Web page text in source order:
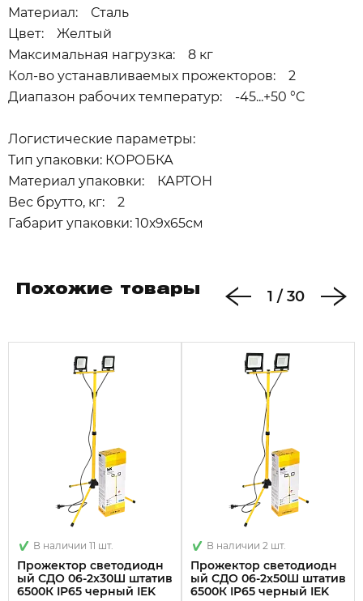
Материал: Сталь
Цвет: Желтый
Максимальная нагрузка: 8 кг
Кол-во устанавливаемых прожекторов: 2
Диапазон рабочих температур: -45...+50 °C
Логистические параметры:
Тип упаковки: КОРОБКА
Материал упаковки: КАРТОН
Вес брутто, кг: 2
Габарит упаковки: 10х9х65см
Похожие товары 1 / 30
В наличии 11 шт.
Прожектор светодиодн
ый СДО 06-2x30Ш штатив
6500К IP65 черный IEK
В наличии 2 шт.
Прожектор светодиодн
ый СДО 06-2x50Ш штатив
6500К IP65 черный IEK